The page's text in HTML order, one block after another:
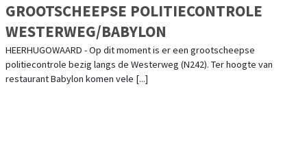
GROOTSCHEEPSE POLITIECONTROLE
WESTERWEG/BABYLON
HEERHUGOWAARD - Op dit moment is er een grootscheepse
politiecontrole bezig langs de Westerweg (N242). Ter hoogte van
restaurant Babylon komen vele [...]